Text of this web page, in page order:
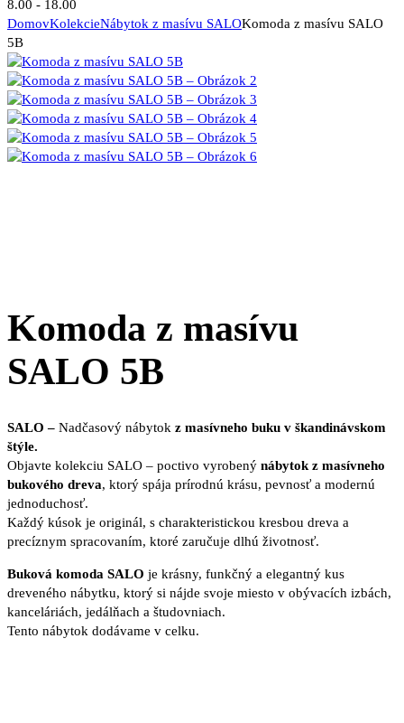
8.00 - 18.00
DomovKolekcieNábytok z masívu SALOKomoda z masívu SALO
5B
Komoda z masívu
SALO 5B
SALO – Nadčasový nábytok z masívneho buku v škandinávskom
štýle.
Objavte kolekciu SALO – poctivo vyrobený nábytok z masívneho
bukového dreva, ktorý spája prírodnú krásu, pevnosť a modernú
jednoduchosť.
Každý kúsok je originál, s charakteristickou kresbou dreva a
precíznym spracovaním, ktoré zaručuje dlhú životnosť.
Buková komoda SALO je krásny, funkčný a elegantný kus
dreveného nábytku, ktorý si nájde svoje miesto v obývacích izbách,
kanceláriách, jedálňach a študovniach.
Tento nábytok dodávame v celku.